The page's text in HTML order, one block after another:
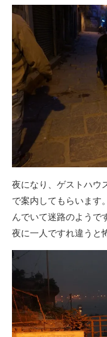
夜になり、ゲストハウ
で案内してもらいます
んでいて迷路のようで
夜に一人ですれ違うと